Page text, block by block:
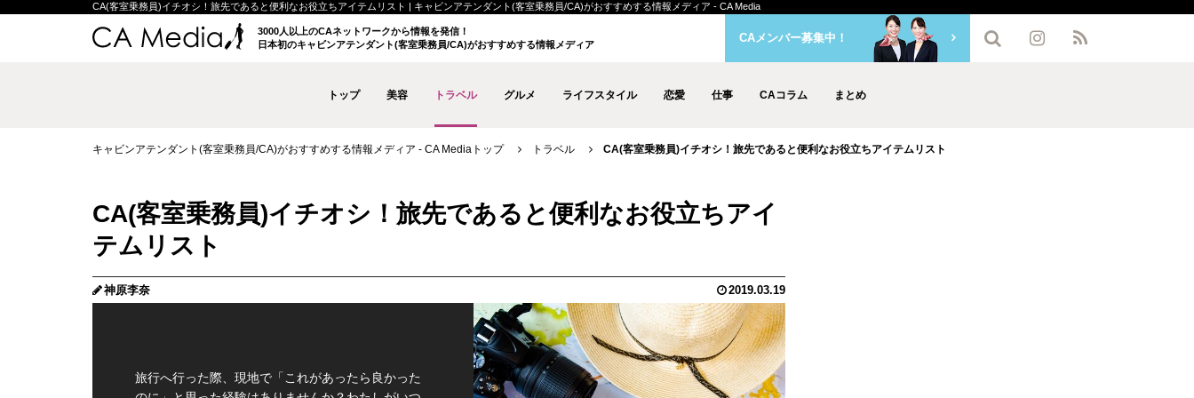
CA(客室乗務員)イチオシ！旅先であると便利なお役立ちアイテムリスト | キャビンアテンダント(客室乗務員/CA)がおすすめする情報メディア - CA Media
3000人以上のCAネットワークから情報を発信！
日本初のキャビンアテンダント(客室乗務員/CA)がおすすめする情報メディア
トップ 美容 トラベル グルメ ライフスタイル 恋愛 仕事 CAコラム まとめ
CAメンバー募集中！
キャビンアテンダント(客室乗務員/CA)がおすすめする情報メディア - CA Mediaトップ トラベル CA(客室乗務員)イチオシ！旅先であると便利なお役立ちアイテムリスト
CA(客室乗務員)イチオシ！旅先であると便利なお役立ちアイ
テムリスト
神原李奈 2019.03.19
旅行へ行った際、現地で「これがあったら良かった